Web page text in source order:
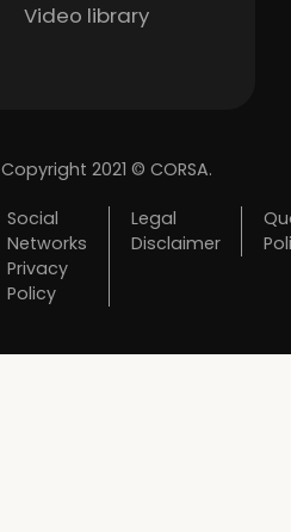
Video library
Copyright 2021 © CORSA.
Social
Networks
Privacy
Policy
Legal
Disclaimer